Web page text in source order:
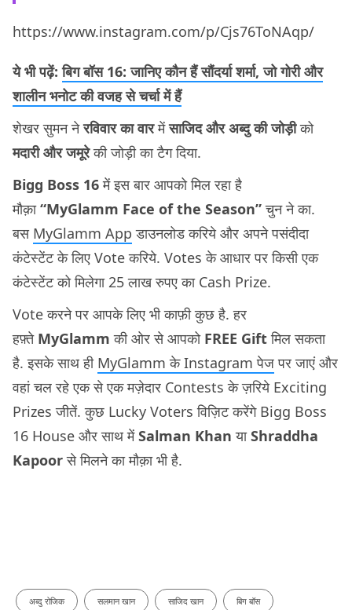
https://www.instagram.com/p/Cjs76ToNAqp/
ये भी पढ़ें:बिग बॉस 16: जानिए कौन हैं सौंदर्या शर्मा, जो गोरी और
शालीन भनोट की वजह से चर्चा में हैं
शेखर सुमन नेरविवार का वारमेंसाजिद और अब्दु की जोड़ीको
मदारी और जमूरेकी जोड़ी का टैग दिया.
Bigg Boss 16में इस बार आपको मिल रहा है
मौक़ा“MyGlamm Face of the Season”चुन ने का.
बस MyGlamm App डाउनलोड करिये और अपने पसंदीदा
कंटेस्टेंट के लिए Vote करिये. Votes के आधार पर किसी एक
कंटेस्टेंट को मिलेगा 25 लाख रुपए का Cash Prize.
Vote करने पर आपके लिए भी काफ़ी कुछ है. हर
हफ़्ते MyGlamm की ओर से आपको FREE Giftमिल सकता
है. इसके साथ ही MyGlamm के Instagram पेजपर जाएं और
वहां चल रहे एक से एक मज़ेदार Contests के ज़रिये Exciting
Prizes जीतें. कुछ Lucky Voters विज़िट करेंगे Bigg Boss
16 House और साथ मेंSalman Khan याShraddha
Kapoorसे मिलने का मौक़ा भी है.
अब्दु रोजिक सलमान खान साजिद खान बिग बॉस